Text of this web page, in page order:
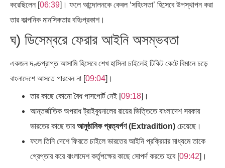
করেছিলেন [06:39]। ফলে আন্দোলনকে কেবল ‘সহিংসতা’ হিসেবে উপস্থাপন করা
তার কাল্পনিক মানসিকতার বহিঃপ্রকাশ।
ঘ) ডিসেম্বরে ফেরার আইনি অসম্ভবতা
একজন দণ্ডপ্রাপ্ত আসামি হিসেবে শেখ হাসিনা চাইলেই টিকিট কেটে বিমানে চড়ে
বাংলাদেশে আসতে পারবেন না [09:04]।
তার কাছে কোনো বৈধ পাসপোর্ট নেই [09:18]।
আন্তর্জাতিক অপরাধ ট্রাইব্যুনালের রায়ের ভিত্তিতে বাংলাদেশ সরকার
ভারতের কাছে তারআনুষ্ঠানিক প্রত্যর্পণ (Extradition) চেয়েছে।
ফলে তিনি দেশে ফিরতে চাইলে ভারতের আইনি প্রক্রিয়ার মাধ্যমে তাকে
গ্রেপ্তার করে বাংলাদেশ কর্তৃপক্ষের কাছে সোপর্দ করতে হবে [09:42]।